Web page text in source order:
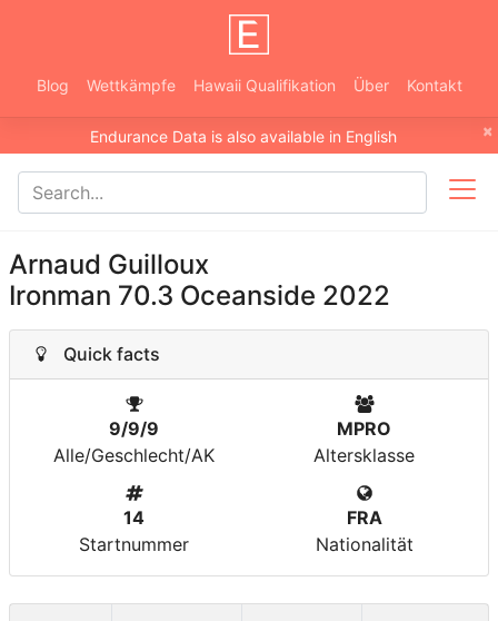
Blog Wettkämpfe Hawaii Qualifikation Über Kontakt
×
Endurance Data is also available in English
Arnaud Guilloux
Ironman 70.3 Oceanside 2022
Quick facts
9/9/9
Alle/Geschlecht/AK
MPRO
Altersklasse
14
Startnummer
FRA
Nationalität